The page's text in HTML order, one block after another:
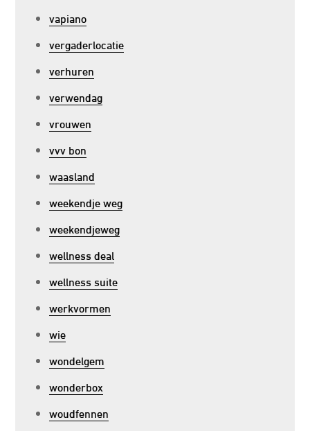
vapiano
vergaderlocatie
verhuren
verwendag
vrouwen
vvv bon
waasland
weekendje weg
weekendjeweg
wellness deal
wellness suite
werkvormen
wie
wondelgem
wonderbox
woudfennen